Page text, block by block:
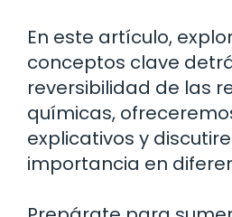
En este artículo,
conceptos clave
reversibilidad de las
químicas,
explicativos y
importancia en